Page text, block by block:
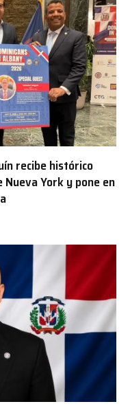
recibe histórico
York y pone en